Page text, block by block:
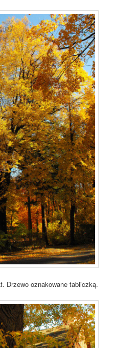
Drzewo oznakowane tabliczką.